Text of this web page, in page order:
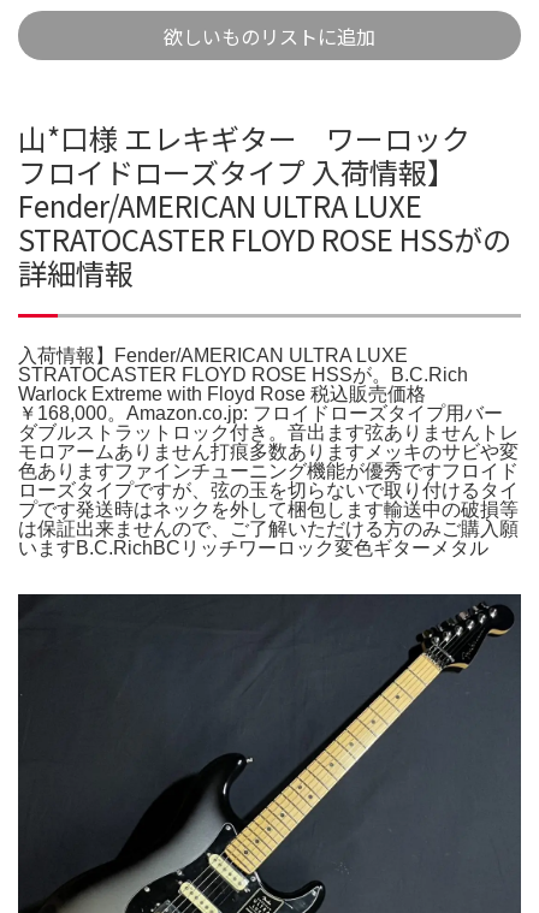
欲しいものリストに追加
山*口様 エレキギター ワーロック
フロイドローズタイプ 入荷情報】
Fender/AMERICAN ULTRA LUXE
STRATOCASTER FLOYD ROSE HSSがの
詳細情報
入荷情報】Fender/AMERICAN ULTRA LUXE
STRATOCASTER FLOYD ROSE HSSが。B.C.Rich
Warlock Extreme with Floyd Rose 税込販売価格
￥168,000。Amazon.co.jp: フロイドローズタイプ用バー
ダブルストラットロック付き。音出ます弦ありませんトレ
モロアームありません打痕多数ありますメッキのサビや変
色ありますファインチューニング機能が優秀ですフロイド
ローズタイプですが、弦の玉を切らないで取り付けるタイ
プです発送時はネックを外して梱包します輸送中の破損等
は保証出来ませんので、ご了解いただける方のみご購入願
いますB.C.RichBCリッチワーロック変色ギターメタル